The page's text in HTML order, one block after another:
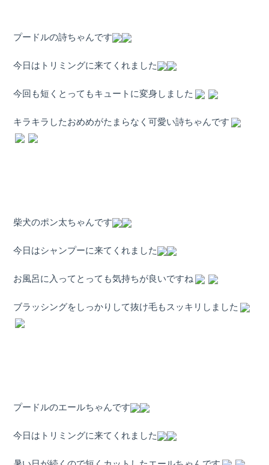
プードルの詩ちゃんです
今日はトリミングに来てくれました
今回も短くとってもキュートに変身しました
キラキラしたおめめがたまらなく可愛い詩ちゃんです
柴犬のポン太ちゃんです
今日はシャンプーに来てくれました
お風呂に入ってとっても気持ちが良いですね
ブラッシングをしっかりして抜け毛もスッキリしました
プードルのエールちゃんです
今日はトリミングに来てくれました